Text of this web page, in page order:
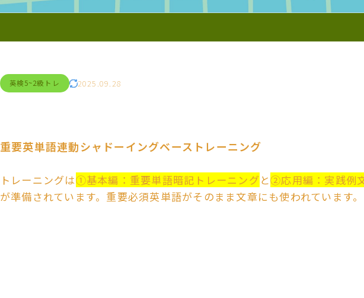
2025.09.28
英検5~2級トレ
重要英単語連動シャドーイングベーストレーニング
トレーニングは①基本編：重要単語暗記トレーニング と②応用編：実践例
が準備されています。重要必須英単語がそのまま文章にも使われています。